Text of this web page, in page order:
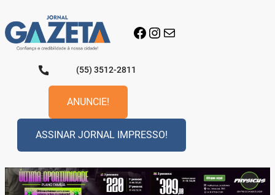
para
o
conteúdo
Facebook
Instagram
E-mail
(55) 3512-2811
ANUNCIE!
ASSINAR JORNAL IMPRESSO!